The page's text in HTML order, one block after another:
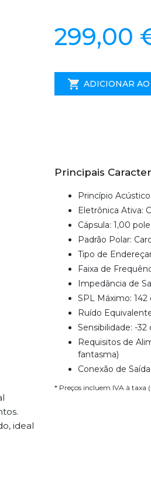
ideal
299,00
ADICIONAR
Principais
Princípio
Eletrônica Ativa:
Cápsula: 1,00
Padrão Polar:
Tipo de
Faixa de
Impedância de
SPL Máximo: 142
Ruído
Sensibilidade: -
Requisitos de
fantasma)
Conexão de
* Preços incluem IVA à taxa